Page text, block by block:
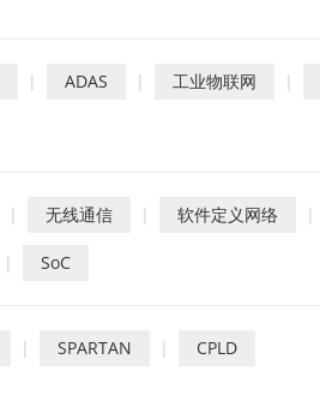
| ADAS | 工业物联网 |
| 无线通信 | 软件定义网络 |
| SoC
| SPARTAN | CPLD